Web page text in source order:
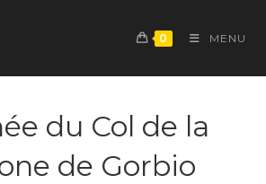
0 MENU
du Col de la
de Gorbio